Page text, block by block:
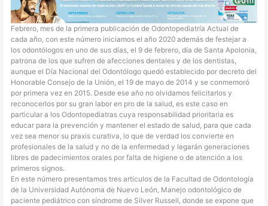
Febrero, mes de la primera publicación de Odontopediatría Actual de
cada año, con este número iniciamos el año 2020 además de festejar a
los odontólogos en uno de sus días, el 9 de febrero, día de Santa Apolonia,
patrona de los que sufren de afecciones dentales y de los dentistas,
aunque el Día Nacional del Odontólogo quedó establecido por decreto del
Honorable Consejo de la Unión, el 19 de mayo de 2014 y se conmemoró
por primera vez en 2015. Desde ese año no olvidamos felicitarlos y
reconocerlos por su gran labor en pro de la salud, es este caso en
particular a los Odontopediatras cuya responsabilidad prioritaria es
educar para la prevención y mantener el estado de salud, para que cada
vez sea menor su praxis curativa, lo que de verdad los convierte en
profesionales de la salud y no de la enfermedad y legarán generaciones
libres de padecimientos orales por falta de higiene o de atención a los
primeros signos.
En este número presentamos tres artículos de la Facultad de Odontología
de la Universidad Autónoma de Nuevo León, Manejo odontológico de
paciente pediátrico con síndrome de Silver Russell, donde se expone que